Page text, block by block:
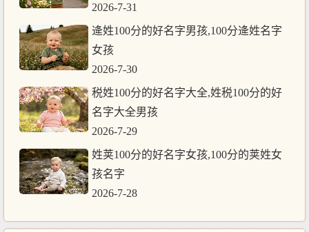
2026-7-31
逄姓100分的好名字男孩,100分逄姓名字
女孩
2026-7-30
税姓100分的好名字大全,姓税100分的好
名字大全男孩
2026-7-29
姓荚100分的好名字女孩,100分的荚姓女
孩名字
2026-7-28